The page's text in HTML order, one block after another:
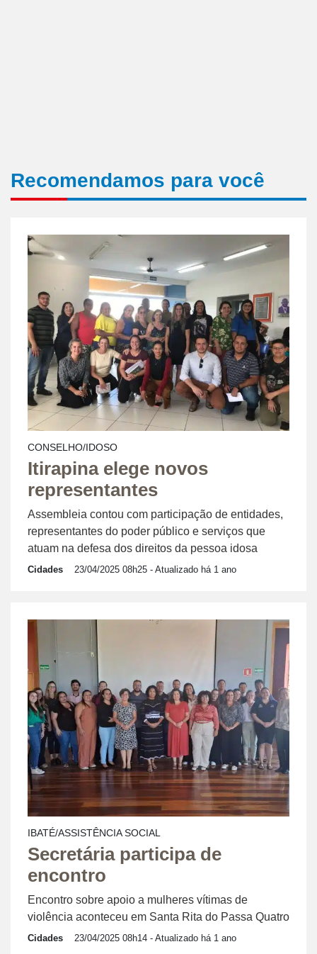
Recomendamos para você
CONSELHO/IDOSO
Itirapina elege novos
representantes
Assembleia contou com participação de entidades,
representantes do poder público e serviços que
atuam na defesa dos direitos da pessoa idosa
Cidades 23/04/2025 08h25 - Atualizado há 1 ano
IBATÉ/ASSISTÊNCIA SOCIAL
Secretária participa de
encontro
Encontro sobre apoio a mulheres vítimas de
violência aconteceu em Santa Rita do Passa Quatro
Cidades 23/04/2025 08h14 - Atualizado há 1 ano